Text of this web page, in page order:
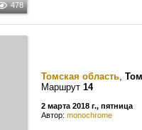
478
Томская область,
Маршрут 14
2 марта 2018 г., пятница
Автор: monochrome